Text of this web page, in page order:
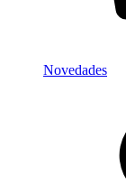
Novedades